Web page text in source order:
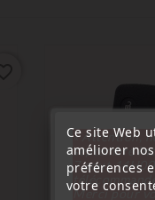
Ce site Web
améliorer
préférences
votre
« Attention,
septembre
7 aout
Merci pour